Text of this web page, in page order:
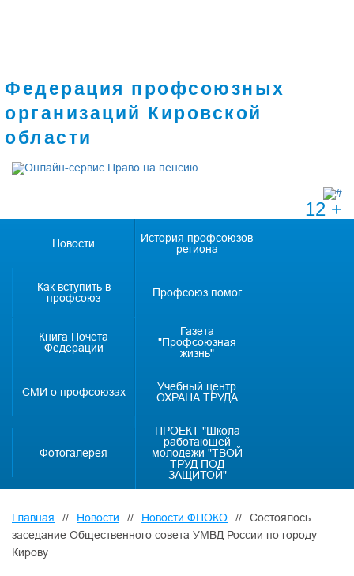
Федерация профсоюзных
организаций Кировской
области
12 +
Новости
История профсоюзов
региона
Как вступить в
профсоюз
Профсоюз помог
Книга Почета
Федерации
Газета
"Профсоюзная
жизнь"
СМИ о профсоюзах
Учебный центр
ОХРАНА ТРУДА
Фотогалерея
ПРОЕКТ "Школа
работающей
молодежи "ТВОЙ
ТРУД ПОД
ЗАЩИТОЙ"
Главная // Новости // Новости ФПОКО //
Состоялось
заседание Общественного совета УМВД России по городу
Кирову